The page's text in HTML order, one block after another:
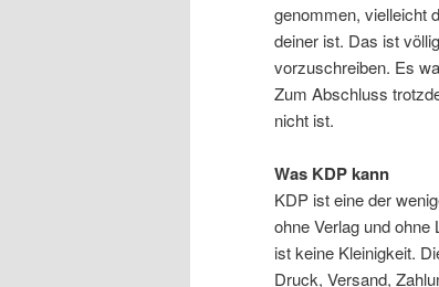
genommen, vielleicht
deiner ist. Das ist
vorzuschreiben. Es
Zum Abschluss
nicht ist.
Was KDP kann
KDP ist eine der
ohne Verlag und
ist keine Kleinigkeit.
Druck, Versand,